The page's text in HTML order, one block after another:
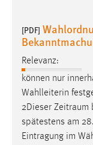
[PDF]
Relevanz:
können nur
Wahlleiterin
2Dieser Zeitraum
spätestens am
Eintragung im